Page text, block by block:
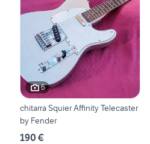
6
chitarra Squier Affinity Telecaster
by Fender
190 €